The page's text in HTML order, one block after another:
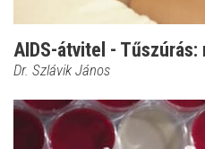
AIDS-átvitel - Tűszúrás:
Dr. Szlávik János